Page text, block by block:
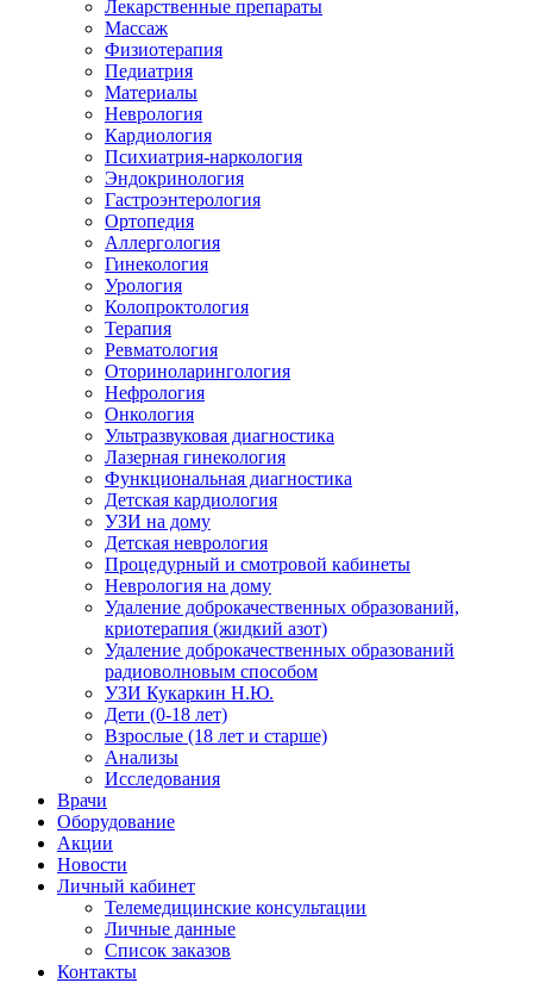
Лекарственные препараты
Массаж
Физиотерапия
Педиатрия
Материалы
Неврология
Кардиология
Психиатрия-наркология
Эндокринология
Гастроэнтерология
Ортопедия
Аллергология
Гинекология
Урология
Колопроктология
Терапия
Ревматология
Оториноларингология
Нефрология
Онкология
Ультразвуковая диагностика
Лазерная гинекология
Функциональная диагностика
Детская кардиология
УЗИ на дому
Детская неврология
Процедурный и смотровой кабинеты
Неврология на дому
Удаление доброкачественных образований,
криотерапия (жидкий азот)
Удаление доброкачественных образований
радиоволновым способом
УЗИ Кукаркин Н.Ю.
Дети (0-18 лет)
Взрослые (18 лет и старше)
Анализы
Исследования
Врачи
Оборудование
Акции
Новости
Личный кабинет
Телемедицинские консультации
Личные данные
Список заказов
Контакты